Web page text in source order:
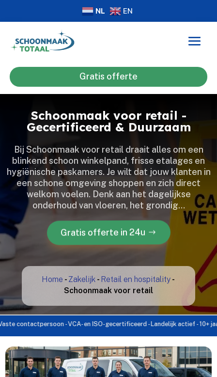
NL EN
Gratis offerte
Schoonmaak voor retail -
Gecertificeerd & Duurzaam
Bij Schoonmaak voor retail draait alles om een
blinkend schoon winkelpand, frisse etalages en
hygiënische paskamers.​ Je wilt dat jouw klanten in
een schone omgeving shoppen en zich direct
welkom voelen.​ Denk aan het dagelijkse
onderhoud van vloeren, het grondig…
Gratis offerte in 24u
Home - Zakelijk - Retail en hospitality -
Schoonmaak voor retail
- VCA- en ISO-gecertificeerd - Landelijk actief - 10+ jaar